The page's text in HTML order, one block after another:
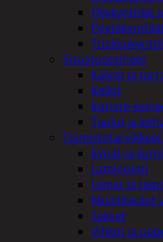
Öljykynttilät
Sisustusesineet
Kalvot ja
Kellot
Koriste-
Taulut ja
Toimistotarvikkeet
Kynät ja
Laminointi
Liimat ja
Muistitaulut
Sakset
Vihkot ja